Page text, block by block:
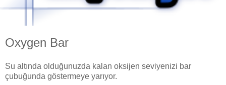
Oxygen Bar
Su altında olduğunuzda kalan oksijen seviyenizi bar
çubuğunda göstermeye yarıyor.